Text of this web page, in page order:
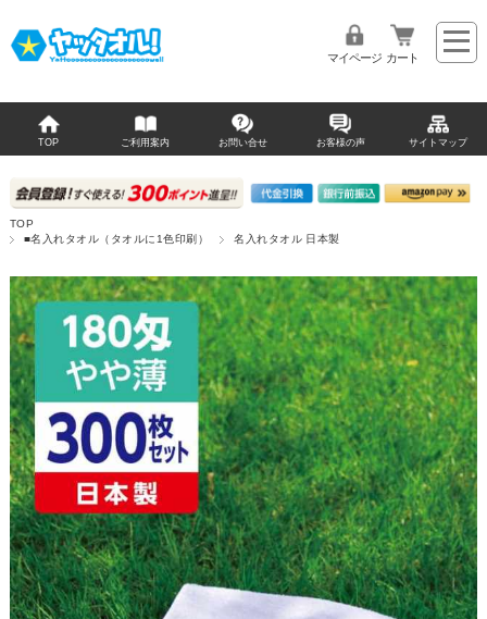
マイページ カート
TOP ご利用案内 お問い合せ お客様の声 サイトマップ
TOP
■名入れタオル（タオルに1色印刷）
名入れタオル 日本製